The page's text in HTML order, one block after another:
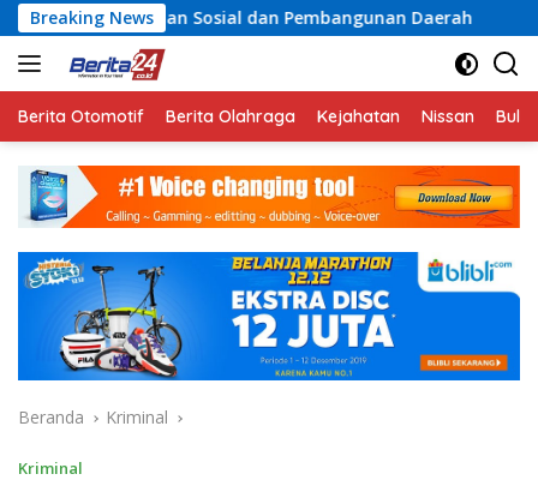
Langsung
ke
konten
Breaking News
Sosial dan Pembangunan Daerah Rayakan
Berita Otomotif Berita Olahraga Kejahatan Nissan
Beranda Kriminal
Kriminal